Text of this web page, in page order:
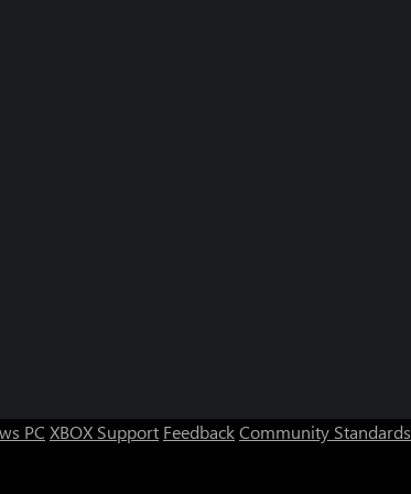
PC XBOX Support FeedbackCommunity Standards